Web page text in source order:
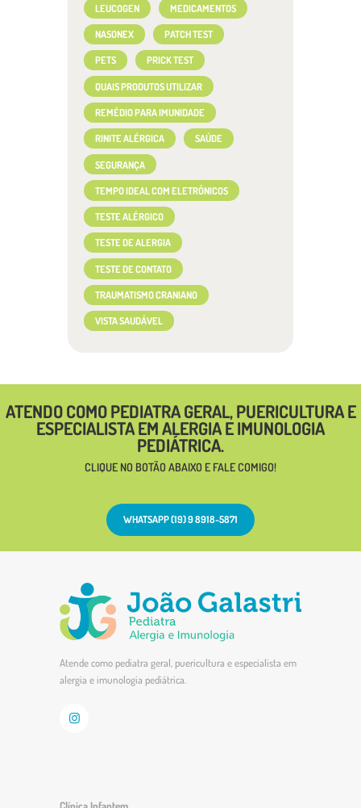
LEUCOGEN MEDICAMENTOS
NASONEX PATCH TEST
PETS PRICK TEST
QUAIS PRODUTOS UTILIZAR
REMÉDIO PARA IMUNIDADE
RINITE ALÉRGICA SAÚDE
SEGURANÇA
TEMPO IDEAL COM ELETRÔNICOS
TESTE ALÉRGICO
TESTE DE ALERGIA
TESTE DE CONTATO
TRAUMATISMO CRANIANO
VISTA SAUDÁVEL
ATENDO COMO PEDIATRA GERAL, PUERICULTURA E
ESPECIALISTA EM ALERGIA E IMUNOLOGIA
PEDIÁTRICA.
CLIQUE NO BOTÃO ABAIXO E FALE COMIGO!
WHATSAPP (19) 9 8918-5871
Atende como pediatra geral, puericultura e especialista em
alergia e imunologia pediátrica.
Clínica Infantem